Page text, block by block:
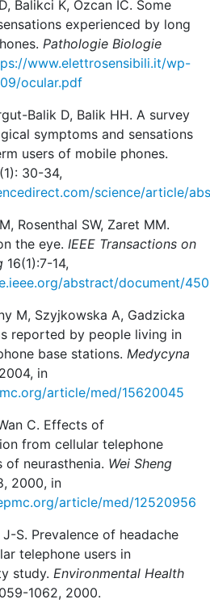
Balikci K, Ozcan IC. Some
experienced by long
Pathologie Biologie
www.elettrosensibili.it/wp-
ocular.pdf
Balik D, Balik HH. A survey
symptoms and sensations
users of mobile phones.
30-34,
science/article/
Rosenthal SW, Zaret MM.
the eye. IEEE Transactions on
16(1):7-14,
abstract/document/
M, Szyjkowska A, Gadzicka
reported by people living in
base stations. Medycyna
in
article/med/15620045
C. Effects of
from cellular telephone
of neurasthenia. Wei Sheng
2000, in
article/med/12520956
S. Prevalence of headache
telephone users in
study. Environmental Health
1062, 2000.